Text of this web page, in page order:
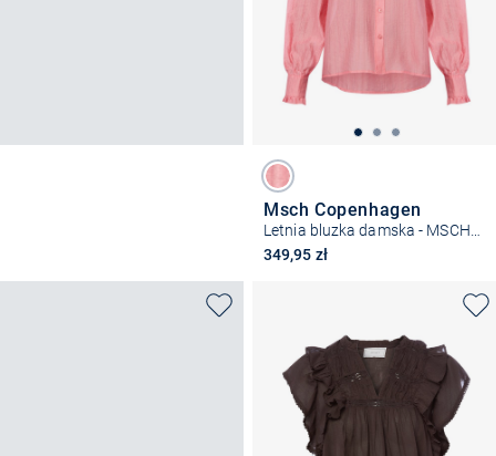
Msch Copenhagen
Letnia bluzka damska - MSCHFemine
349,95 zł